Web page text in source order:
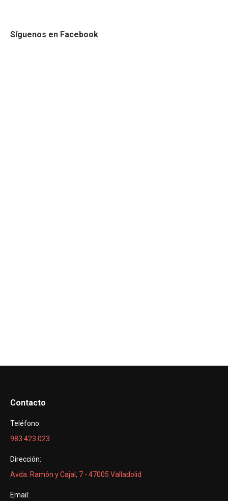
Síguenos en Facebook
Contacto
Teléfono:
983 423 023
Dirección:
Avda. Ramón y Cajal, 7 - 47005 Valladolid
Email: